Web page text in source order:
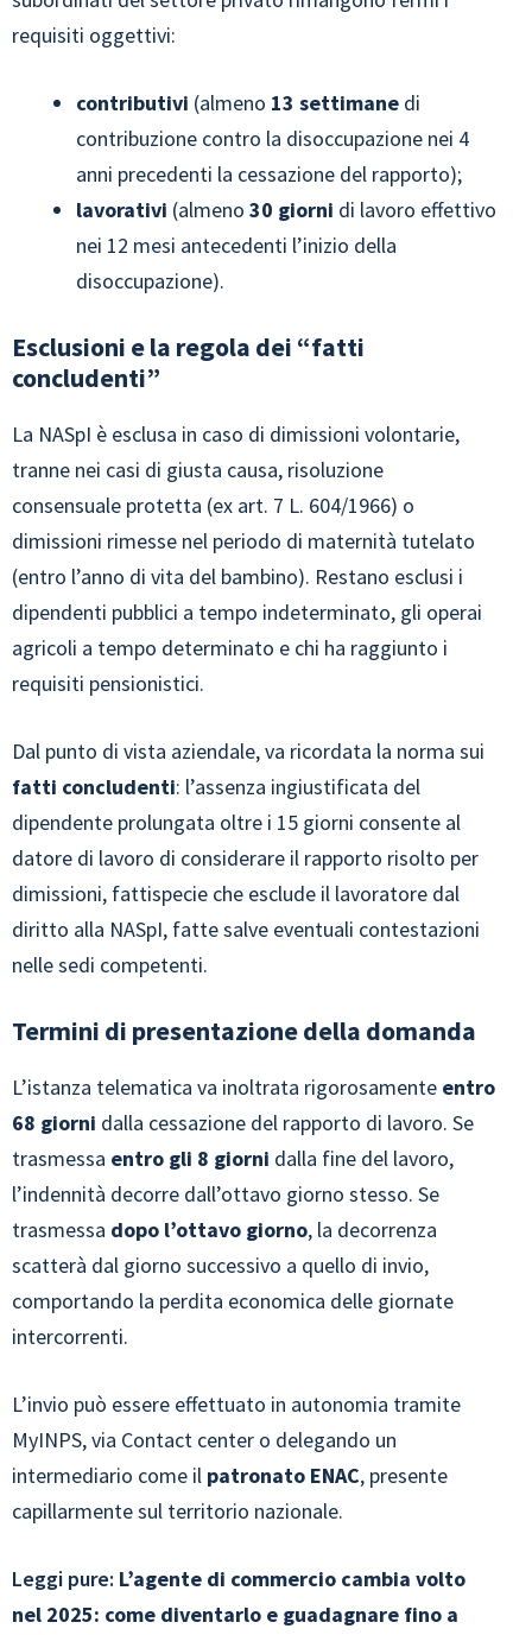
requisiti oggettivi:
contributivi (almeno 13 settimane di
contribuzione contro la disoccupazione nei 4
anni precedenti la cessazione del rapporto);
lavorativi (almeno 30 giorni di lavoro effettivo
nei 12 mesi antecedenti l’inizio della
disoccupazione).
Esclusioni e la regola dei “fatti
concludenti”
La NASpI è esclusa in caso di dimissioni volontarie,
tranne nei casi di giusta causa, risoluzione
consensuale protetta (ex art. 7 L. 604/1966) o
dimissioni rimesse nel periodo di maternità tutelato
(entro l’anno di vita del bambino). Restano esclusi i
dipendenti pubblici a tempo indeterminato, gli operai
agricoli a tempo determinato e chi ha raggiunto i
requisiti pensionistici.
Dal punto di vista aziendale, va ricordata la norma sui
fatti concludenti: l’assenza ingiustificata del
dipendente prolungata oltre i 15 giorni consente al
datore di lavoro di considerare il rapporto risolto per
dimissioni, fattispecie che esclude il lavoratore dal
diritto alla NASpI, fatte salve eventuali contestazioni
nelle sedi competenti.
Termini di presentazione della domanda
L’istanza telematica va inoltrata rigorosamente entro
68 giorni dalla cessazione del rapporto di lavoro. Se
trasmessa entro gli 8 giorni dalla fine del lavoro,
l’indennità decorre dall’ottavo giorno stesso. Se
trasmessa dopo l’ottavo giorno, la decorrenza
scatterà dal giorno successivo a quello di invio,
comportando la perdita economica delle giornate
intercorrenti.
L’invio può essere effettuato in autonomia tramite
MyINPS, via Contact center o delegando un
intermediario come il patronato ENAC, presente
capillarmente sul territorio nazionale.
Leggi pure: L’agente di commercio cambia volto
nel 2025: come diventarlo e guadagnare fino a